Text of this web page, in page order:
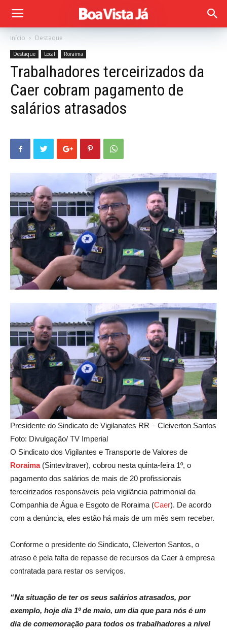
Início Destaque
Destaque Local Roraima
Trabalhadores terceirizados da
Caer cobram pagamento de
salários atrasados
Presidente do Sindicato de Vigilanates RR – Cleiverton Santos
Foto: Divulgação/ TV Imperial
O Sindicato dos Vigilantes e Transporte de Valores de
Roraima(Sintevitraver), cobrou nesta quinta-feira 1º, o
pagamento dos salários de mais de 20 profissionais
terceirizados responsáveis pela vigilância patrimonial da
Companhia de Água e Esgoto de Roraima (Caer). De acordo
com a denúncia, eles estão há mais de um mês sem receber.
Conforme o presidente do Sindicato, Cleiverton Santos, o
atraso é pela falta de repasse de recursos da Caer à empresa
contratada para restar os serviços.
“Na situação de ter os seus salários atrasados, por
exemplo, hoje dia 1º de maio, um dia que para nós é um
dia de comemoração para todos os trabalhadores a nível